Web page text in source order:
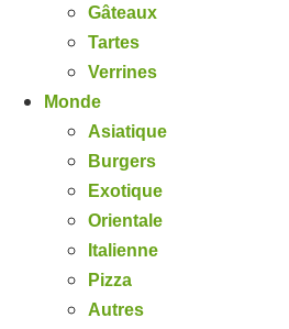
Gâteaux
Tartes
Verrines
Monde
Asiatique
Burgers
Exotique
Orientale
Italienne
Pizza
Autres